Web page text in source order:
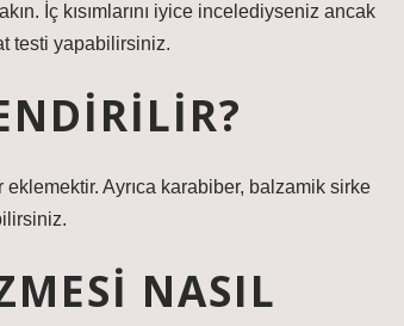
İç kısımlarını iyice incelediyseniz ancak
testi yapabilirsiniz.
eklemektir. Ayrıca karabiber, balzamik sirke
NASIL